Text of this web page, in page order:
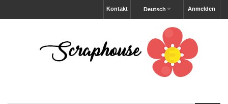
Anmelden
Deutsch
Kontakt